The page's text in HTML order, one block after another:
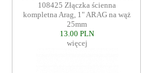
108425 Złączka ścienna
kompletna Arag, 1" ARAG na wąż
25mm
13.00 PLN
więcej